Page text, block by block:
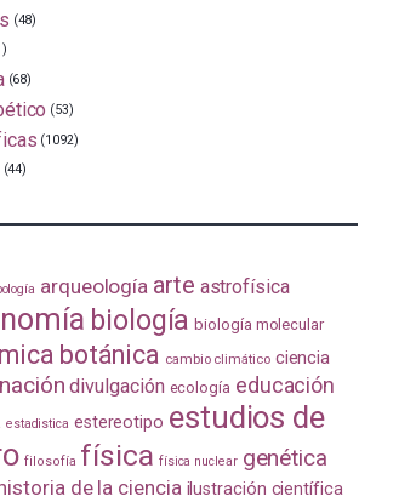
(48)
(68)
(53)
(1092)
(44)
arqueología arte astrofísica
biología biología molecular
botánica cambio climático ciencia
divulgación ecología educación
estadistica estereotipo estudios de
filosofía física física nuclear genética
de la ciencia ilustración científica